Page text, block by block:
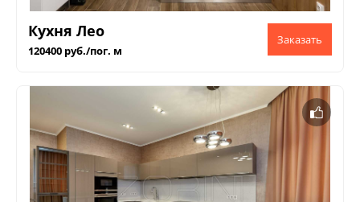
Кухня Лео
120400 руб./пог. м